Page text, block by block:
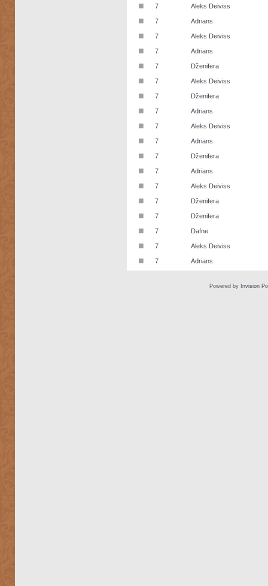
■ 7 Aleks Deiviss
■ 7 Adrians
■ 7 Aleks Deiviss
■ 7 Adrians
■ 7 Dženifera
■ 7 Aleks Deiviss
■ 7 Dženifera
■ 7 Adrians
■ 7 Aleks Deiviss
■ 7 Adrians
■ 7 Dženifera
■ 7 Adrians
■ 7 Aleks Deiviss
■ 7 Dženifera
■ 7 Dženifera
■ 7 Dafne
■ 7 Aleks Deiviss
■ 7 Adrians
Powered by Invision